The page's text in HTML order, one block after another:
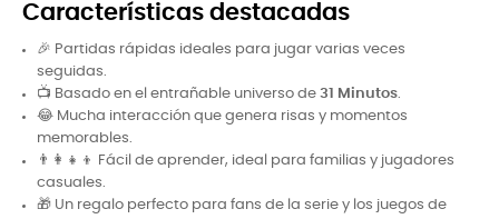
Características destacadas
🎉 Partidas rápidas ideales para jugar varias veces
seguidas.
📺 Basado en el entrañable universo de 31 Minutos.
😂 Mucha interacción que genera risas y momentos
memorables.
👨‍👩‍👧‍👦 Fácil de aprender, ideal para familias y jugadores
casuales.
🎁 Un regalo perfecto para fans de la serie y los juegos de